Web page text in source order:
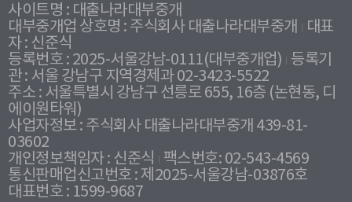
사이트명 : 대출나라대부중개
대부중개업 상호명 : 주식회사 대출나라대부중개
대표
자 : 신준식
등록번호 : 2025-서울강남-0111(대부중개업) 등록기
관 : 서울 강남구 지역경제과 02-3423-5522
주소 : 서울특별시 강남구 선릉로 655, 16층 (논현동, 디
에이원타워)
사업자정보 : 주식회사 대출나라대부중개 439-81-
03602
개인정보책임자 : 신준식
팩스번호: 02-543-4569
통신판매업신고번호 : 제2025-서울강남-03876호
대표번호 : 1599-9687